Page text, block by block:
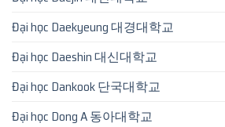
Đại học Daekyeung 대경대학교
Đại học Daeshin 대신대학교
Đại học Dankook 단국대학교
Đại học Dong A 동아대학교